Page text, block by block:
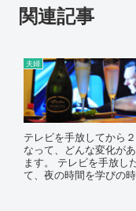
関連記事
夫婦
テレビを手放してから
なって、どんな変化が
ます。 テレビを手放し
て、夜の時間を学びの